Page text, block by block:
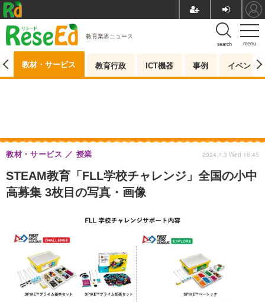
menu
search
教育業界ニュース
教材・サービス 教育行政 ICT機器 事例 イベント
STEAM教育「FLL学校チャレンジ」全国の小中
高募集 3枚目の写真・画像
教材・サービス 授業 2024.7.3 Wed 18:45